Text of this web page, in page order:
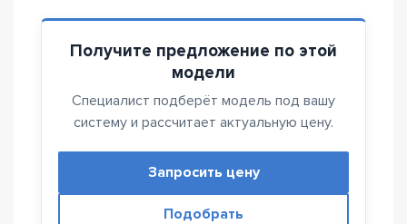
Получите предложение по этой
модели
Специалист подберёт модель под вашу
систему и рассчитает актуальную цену.
Запросить цену
Подобрать